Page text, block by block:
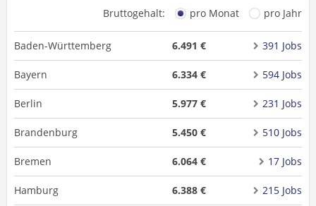
Bruttogehalt: pro Monat pro Jahr
Baden-Württemberg 6.491 € 391 Jobs
Bayern 6.334 € 594 Jobs
Berlin 5.977 € 231 Jobs
Brandenburg 5.450 € 510 Jobs
Bremen 6.064 € 17 Jobs
Hamburg 6.388 € 215 Jobs